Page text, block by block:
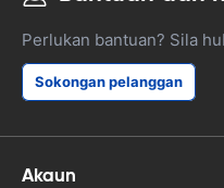
Perlukan bantuan? Sila
Sokongan pelanggan
Akaun